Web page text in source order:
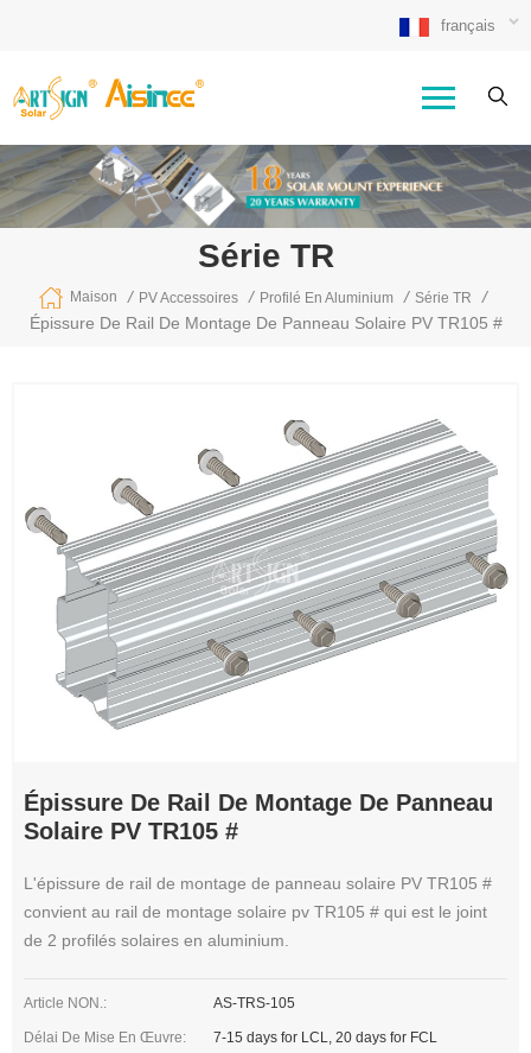
français
Série TR
Maison / PV Accessoires / Profilé En Aluminium / Série TR
/
Épissure De Rail De Montage De Panneau Solaire PV TR105 #
Épissure De Rail De Montage De Panneau
Solaire PV TR105 #
L'épissure de rail de montage de panneau solaire PV TR105 #
convient au rail de montage solaire pv TR105 # qui est le joint
de 2 profilés solaires en aluminium.
Article NON.: AS-TRS-105
Délai De Mise En Œuvre: 7-15 days for LCL, 20 days for FCL